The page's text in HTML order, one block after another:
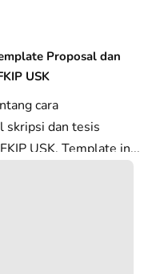
Proposal dan
USK
cara
skripsi dan tesis
USK. Template in...